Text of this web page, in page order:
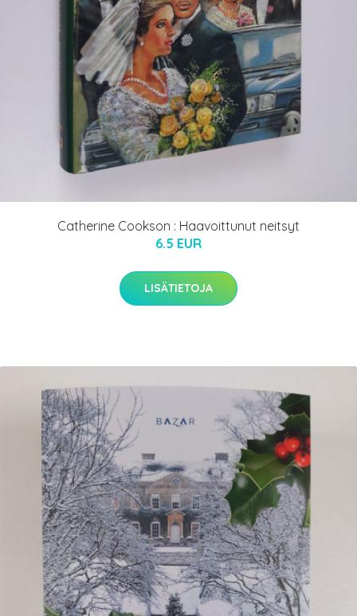
Catherine Cookson : Haavoittunut neitsyt
6.5 EUR
LISÄTIETOJA